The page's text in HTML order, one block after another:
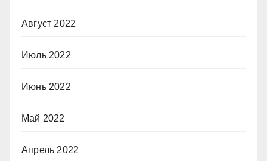
Август 2022
Июль 2022
Июнь 2022
Май 2022
Апрель 2022